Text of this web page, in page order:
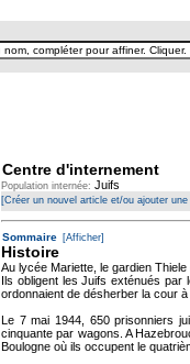
Centre d'internement
Population internée: Juifs
[Créer un nouvel article et/ou ajouter une
Sommaire [Afficher]
Histoire
Au lycée Mariette, le gardien
Ils obligent les Juifs exténués par
ordonnaient de désherber la cour
Le 7 mai 1944, 650 prisonniers
cinquante par wagons. A
Boulogne où ils occupent le